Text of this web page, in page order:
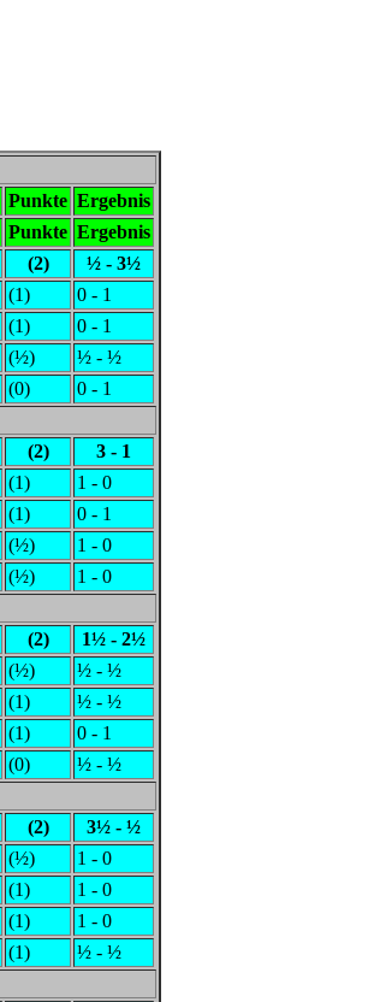
Punkte Ergebnis
Punkte Ergebnis
(2)
½ - 3½
(1)
0 - 1
(1)
0 - 1
(½)
½ - ½
(0) 0 - 1
(2)
3 - 1
(1)
1 - 0
(1)
0 - 1
(½)
1 - 0
(½) 1 - 0
(2)
1½ - 2½
(½)
½ - ½
(1)
½ - ½
(1)
0 - 1
(0) ½ - ½
(2)
3½ - ½
(½)
1 - 0
(1)
1 - 0
(1)
1 - 0
(1) ½ - ½